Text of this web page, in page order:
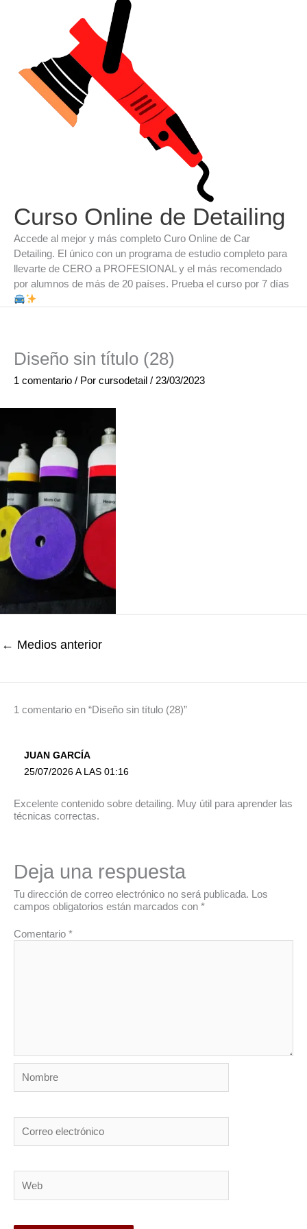
Curso Online de Detailing
Accede al mejor y más completo Curo Online de Car
Detailing. El único con un programa de estudio completo para
llevarte de CERO a PROFESIONAL y el más recomendado
por alumnos de más de 20 países. Prueba el curso por 7 días
Diseño sin título (28)
1 comentario / Por cursodetail / 23/03/2023
← Medios anterior
1 comentario en “Diseño sin título (28)”
JUAN GARCÍA
25/07/2026 A LAS 01:16
Excelente contenido sobre detailing. Muy útil para aprender las
técnicas correctas.
Deja una respuesta
Tu dirección de correo electrónico no será publicada. Los
campos obligatorios están marcados con *
Comentario *
electrónico